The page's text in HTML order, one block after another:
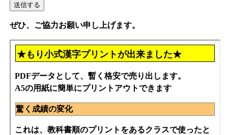
ぜひ、ご協力お願い申し上げます。